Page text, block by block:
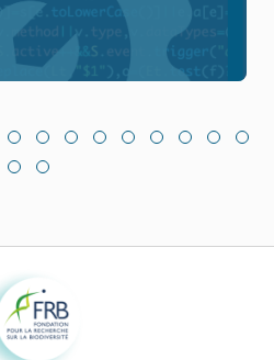
biodiversité